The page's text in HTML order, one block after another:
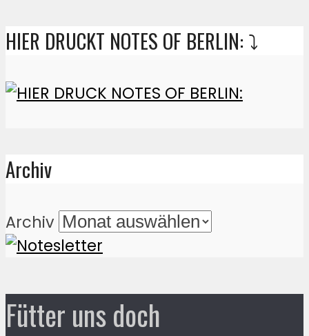
HIER DRUCKT NOTES OF BERLIN: ⤵️
Archiv
Archiv
Fütter uns doch